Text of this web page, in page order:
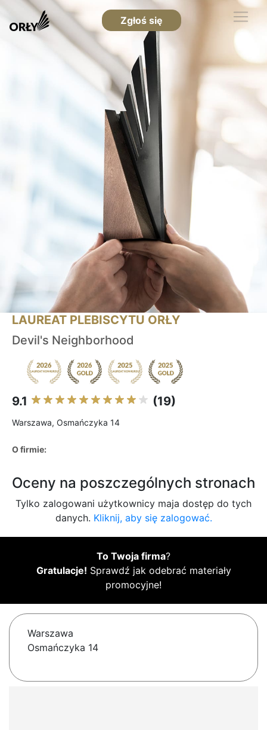
Zgłoś się
LAUREAT PLEBISCYTU ORŁY
Devil's Neighborhood
9.1 (19)
Warszawa, Osmańczyka 14
O firmie:
Oceny na poszczególnych stronach
Tylko zalogowani użytkownicy maja dostęp do tych
danych. Kliknij, aby się zalogować.
To Twoja firma?
Gratulacje! Sprawdź jak odebrać materiały
promocyjne!
Warszawa
Osmańczyka 14